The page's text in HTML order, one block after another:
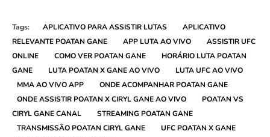
Tags: APLICATIVO PARA ASSISTIR LUTAS
APLICATIVO
RELEVANTE POATAN GANE
APP LUTA AO VIVO
ASSISTIR UFC
ONLINE
COMO VER POATAN GANE
HORÁRIO LUTA POATAN
GANE
LUTA POATAN X GANE AO VIVO
LUTA UFC AO VIVO
MMA AO VIVO APP
ONDE ACOMPANHAR POATAN GANE
ONDE ASSISTIR POATAN X CIRYL GANE AO VIVO
POATAN VS
CIRYL GANE CANAL
STREAMING POATAN GANE
TRANSMISSÃO POATAN CIRYL GANE
UFC POATAN X GANE